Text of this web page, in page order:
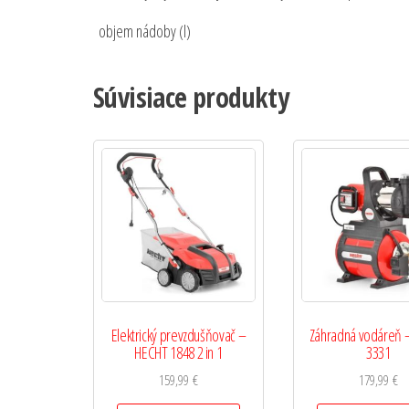
objem nádoby (l)
Súvisiace produkty
Elektrický prevzdušňovač –
HECHT 1848 2 in 1
159,99 €
Záhradná vodáreň
3331
179,99 €